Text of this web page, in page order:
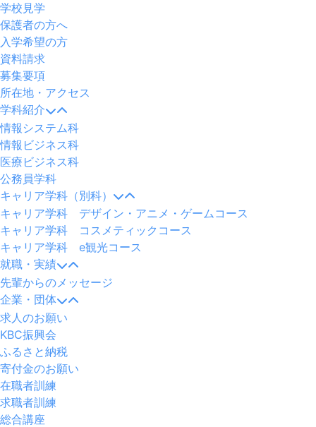
8
日
by
maedai
学校見学
保護者の方へ
入学希望の方
資料請求
募集要項
所在地・アクセス
学科紹介
情報システム科
情報ビジネス科
医療ビジネス科
公務員学科
キャリア学科（別科）
キャリア学科 デザイン・アニメ・ゲームコース
キャリア学科 コスメティックコース
キャリア学科 e観光コース
就職・実績
先輩からのメッセージ
企業・団体
求人のお願い
KBC振興会
ふるさと納税
寄付金のお願い
在職者訓練
求職者訓練
総合講座